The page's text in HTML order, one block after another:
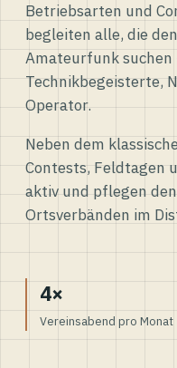
Betriebsarten und
begleiten alle, die
Amateurfunk suchen
Technikbegeisterte,
Operator.
Neben dem
Contests, Feldtagen
aktiv und pflegen
Ortsverbänden im
4×
Vereinsabend pro Monat